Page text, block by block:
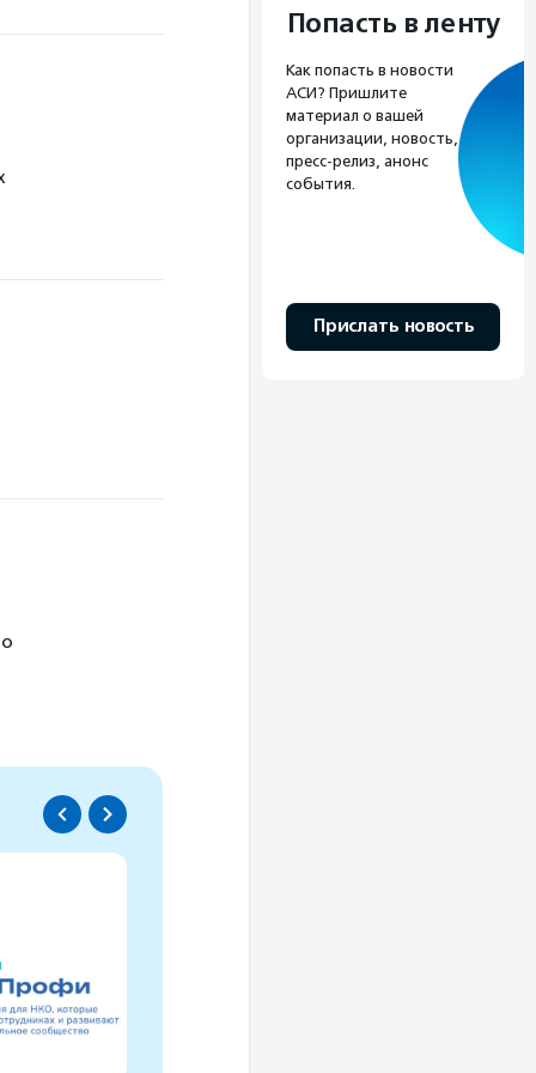
Попасть в ленту
Как попасть в новости
АСИ? Пришлите
материал о вашей
организации, новость,
пресс-релиз, анонс
события.
Прислать новость